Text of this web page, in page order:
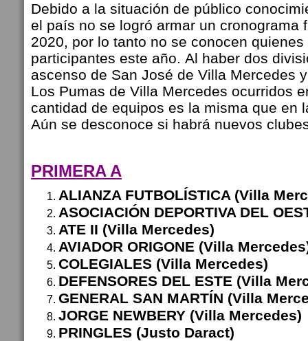
Debido a la situación de público
el país no se logró armar un cronograma
2020, por lo tanto no se conocen
participantes este año. Al haber dos
ascenso de San José de Villa Mercedes
Los Pumas de Villa Mercedes ocurridos
cantidad de equipos es la misma que en
Aún se desconoce si habrá nuevos
PRIMERA A
ALIANZA FUTBOLÍSTICA (Villa
ASOCIACIÓN DEPORTIVA DEL
ATE II (Villa Mercedes)
AVIADOR ORIGONE (Villa
COLEGIALES (Villa Mercedes)
DEFENSORES DEL ESTE (Villa
GENERAL SAN MARTÍN (Villa
JORGE NEWBERY (Villa Mercedes)
PRINGLES (Justo Daract)